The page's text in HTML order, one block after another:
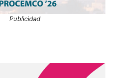
Publicidad